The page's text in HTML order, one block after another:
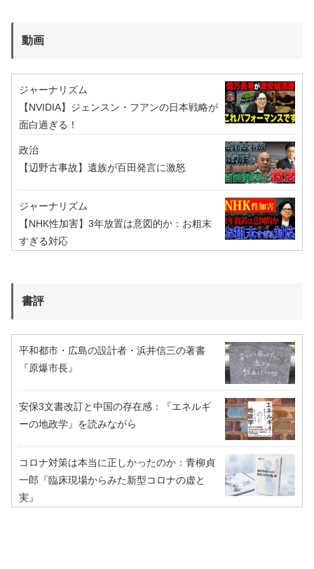
動画
ジャーナリズム
【NVIDIA】ジェンスン・フアンの日本戦略が
面白過ぎる！
政治
【辺野古事故】遺族が百田発言に激怒
ジャーナリズム
【NHK性加害】3年放置は意図的か：お粗末
すぎる対応
書評
平和都市・広島の設計者・浜井信三の著書
『原爆市長』
安保3文書改訂と中国の存在感：『エネルギ
ーの地政学』を読みながら
コロナ対策は本当に正しかったのか：青柳貞
一郎『臨床現場からみた新型コロナの虚と
実』